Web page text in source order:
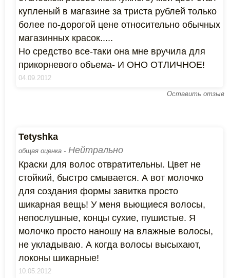
купленый в магазине за триста рублей только
более по-дорогой цене относительно обычных
магазинных красок.....
Но средство все-таки она мне вручила для
прикорневого объема- И ОНО ОТЛИЧНОЕ!
04.09.2012
Оставить отзыв
Tetyshka
общая оценка - Нейтрально
Краски для волос отвратительны. Цвет не
стойкий, быстро смывается. А вот молочко
для создания формы завитка просто
шикарная вещь! У меня вьющиеся волосы,
непослушные, концы сухие, пушистые. Я
молочко просто наношу на влажные волосы,
не укладываю. А когда волосы высыхают,
локоны шикарные!
10.05.2012